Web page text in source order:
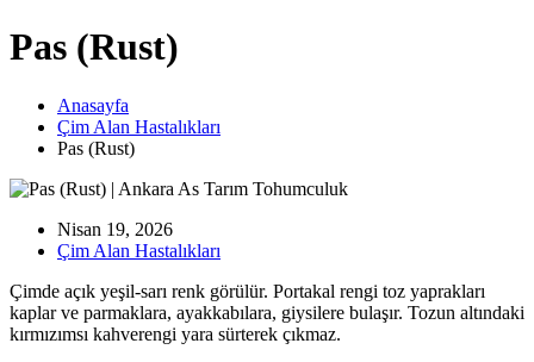
Pas (Rust)
Anasayfa
Çim Alan Hastalıkları
Pas (Rust)
Nisan 19, 2026
Çim Alan Hastalıkları
Çimde açık yeşil-sarı renk görülür. Portakal rengi toz yaprakları
kaplar ve parmaklara, ayakkabılara, giysilere bulaşır. Tozun altındaki
kırmızımsı kahverengi yara sürterek çıkmaz.